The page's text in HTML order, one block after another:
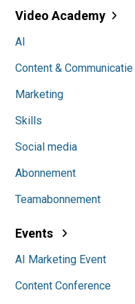
Video Academy
AI
Content & Communicatie
Marketing
Skills
Social media
Abonnement
Teamabonnement
Events
AI Marketing Event
Content Conference